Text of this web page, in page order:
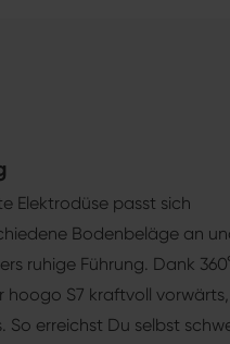
Elektrodüse passt sich
Bodenbeläge an
ruhige Führung. Dank
hoogo S7 kraftvoll vorwärts,
So erreichst Du selbst